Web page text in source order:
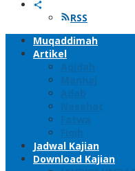
RSS
Muqaddimah
Artikel
Aqidah
Manhaj
Adab
Nasehat
Fatwa
Fiqih
Jadwal Kajian
Download Kajian